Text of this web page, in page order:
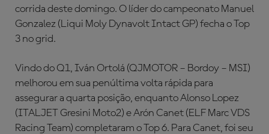
corrida deste domingo. O líder do campeonato Manuel
Gonzalez (Liqui Moly Dynavolt Intact GP) fecha o Top
3 no grid.
Vindo do Q1, Iván Ortolá (QJMOTOR – Bordoy – MSI)
melhorou em sua penúltima volta rápida para
assegurar a quarta posição, enquanto Alonso Lopez
(ITALJET Gresini Moto2) e Arón Canet (ELF Marc VDS
Racing Team) completaram o Top 6. Para Canet, foi seu